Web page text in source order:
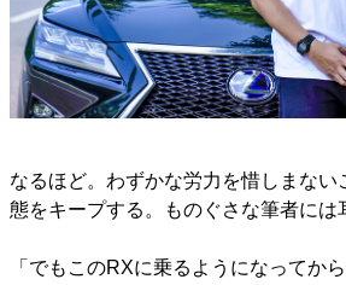
なるほど。わずかな労力を惜しまない
態をキープする。ものぐさな筆者には
「でもこのRXに乗るようになってか